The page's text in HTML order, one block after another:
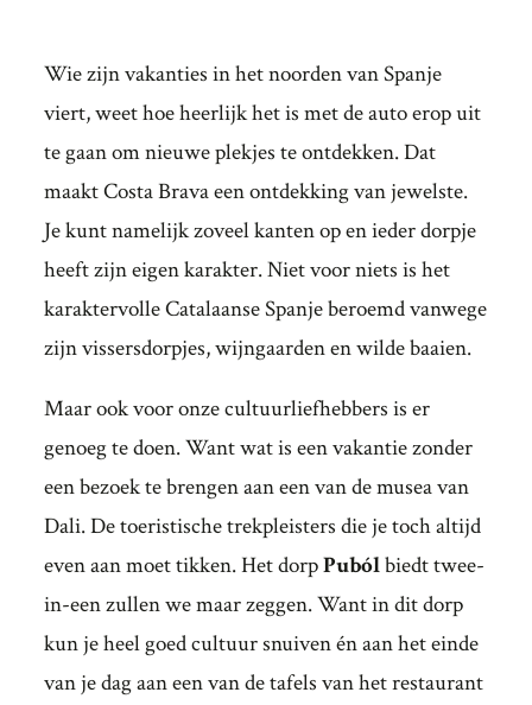
Wie zijn vakanties in het noorden van Spanje
viert, weet hoe heerlijk het is met de auto erop uit
te gaan om nieuwe plekjes te ontdekken. Dat
maakt Costa Brava een ontdekking van jewelste.
Je kunt namelijk zoveel kanten op en ieder dorpje
heeft zijn eigen karakter. Niet voor niets is het
karaktervolle Catalaanse Spanje beroemd vanwege
zijn vissersdorpjes, wijngaarden en wilde baaien.
Maar ook voor onze cultuurliefhebbers is er
genoeg te doen. Want wat is een vakantie zonder
een bezoek te brengen aan een van de musea van
Dali. De toeristische trekpleisters die je toch altijd
even aan moet tikken. Het dorpPubólbiedt twee-
in-een zullen we maar zeggen. Want indit dorp
kun je heel goed cultuur snuiven én aan het einde
van je dag aan een van de tafels van het restaurant